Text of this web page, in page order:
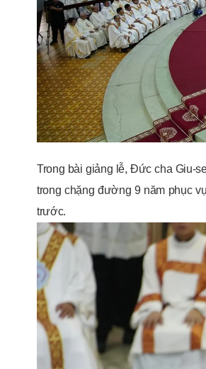
Trong bài giảng lễ, Đức cha Giu-
trong chặng đường 9 năm phục
trước.